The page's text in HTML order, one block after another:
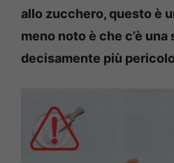
allo zucchero, questo è
meno noto è che c’è una
decisamente più